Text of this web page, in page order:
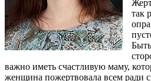
так
важно иметь счастливую маму,
женщина пожертвовала всем ради